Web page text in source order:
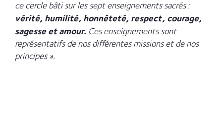
ce cercle bâti sur les sept enseignements sacrés :
vérité, humilité, honnêteté, respect, courage,
sagesse et amour. Ces enseignements sont
représentatifs de nos différentes missions et de nos
principes ».